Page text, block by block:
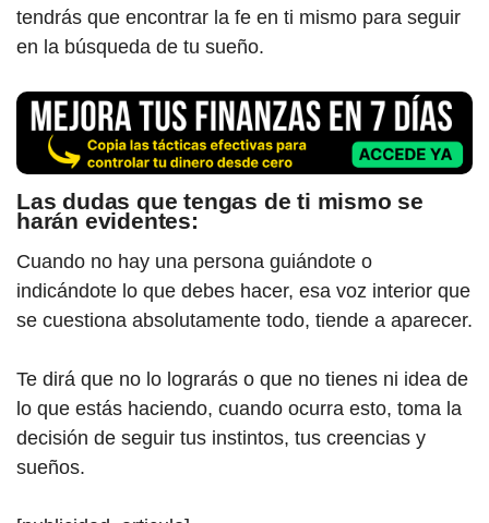
tendrás que encontrar la fe en ti mismo para seguir
en la búsqueda de tu sueño.
Las dudas que tengas de ti mismo se
harán evidentes:
Cuando no hay una persona guiándote o
indicándote lo que debes hacer, esa voz interior que
se cuestiona absolutamente todo, tiende a aparecer.
Te dirá que no lo lograrás o que no tienes ni idea de
lo que estás haciendo, cuando ocurra esto, toma la
decisión de seguir tus instintos, tus creencias y
sueños.